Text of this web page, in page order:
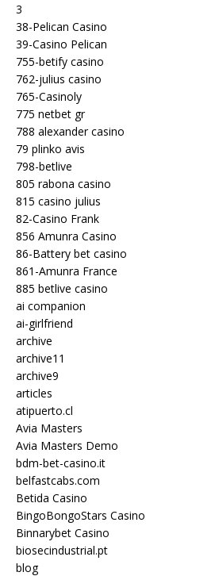
3
38-Pelican Casino
39-Casino Pelican
755-betify casino
762-julius casino
765-Casinoly
775 netbet gr
788 alexander casino
79 plinko avis
798-betlive
805 rabona casino
815 casino julius
82-Casino Frank
856 Amunra Casino
86-Battery bet casino
861-Amunra France
885 betlive casino
ai companion
ai-girlfriend
archive
archive11
archive9
articles
atipuerto.cl
Avia Masters
Avia Masters Demo
bdm-bet-casino.it
belfastcabs.com
Betida Casino
BingoBongoStars Casino
Binnarybet Casino
biosecindustrial.pt
blog